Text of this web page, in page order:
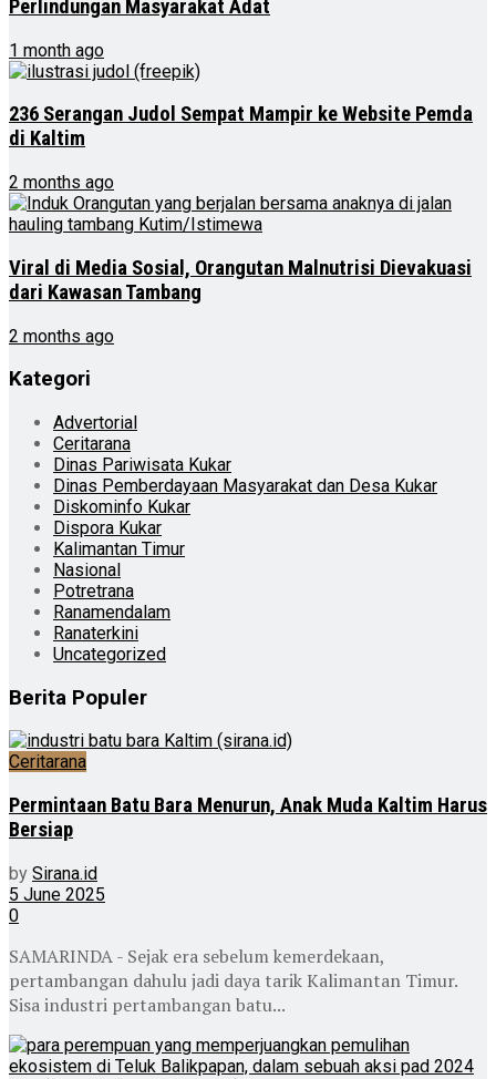
Perlindungan Masyarakat Adat
1 month ago
236 Serangan Judol Sempat Mampir ke Website Pemda
di Kaltim
2 months ago
Viral di Media Sosial, Orangutan Malnutrisi Dievakuasi
dari Kawasan Tambang
2 months ago
Kategori
Advertorial
Ceritarana
Dinas Pariwisata Kukar
Dinas Pemberdayaan Masyarakat dan Desa Kukar
Diskominfo Kukar
Dispora Kukar
Kalimantan Timur
Nasional
Potretrana
Ranamendalam
Ranaterkini
Uncategorized
Berita Populer
Ceritarana
Permintaan Batu Bara Menurun, Anak Muda Kaltim Harus
Bersiap
by Sirana.id
5 June 2025
0
SAMARINDA - Sejak era sebelum kemerdekaan,
pertambangan dahulu jadi daya tarik Kalimantan Timur.
Sisa industri pertambangan batu...